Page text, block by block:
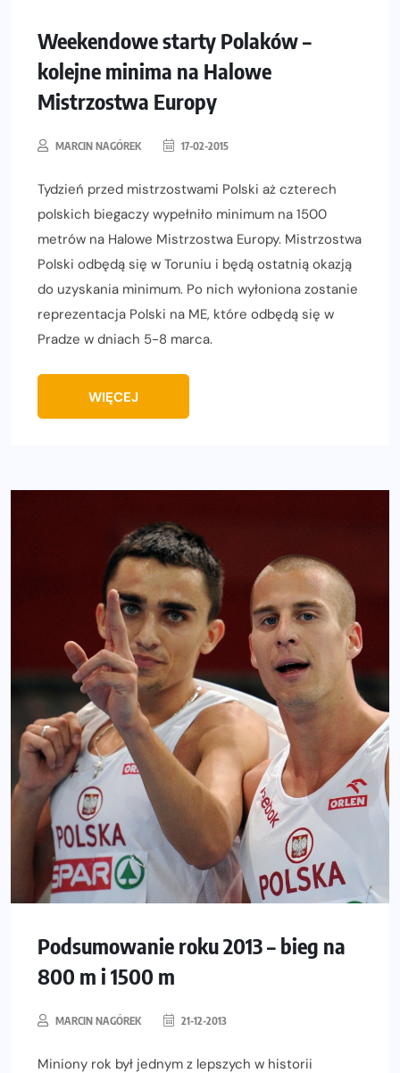
Weekendowe starty Polaków –
kolejne minima na Halowe
Mistrzostwa Europy
MARCIN NAGÓREK 17-02-2015
Tydzień przed mistrzostwami Polski aż czterech
polskich biegaczy wypełniło minimum na 1500
metrów na Halowe Mistrzostwa Europy. Mistrzostwa
Polski odbędą się w Toruniu i będą ostatnią okazją
do uzyskania minimum. Po nich wyłoniona zostanie
reprezentacja Polski na ME, które odbędą się w
Pradze w dniach 5-8 marca.
WIĘCEJ
Podsumowanie roku 2013 – bieg na
800 m i 1500 m
MARCIN NAGÓREK 21-12-2013
Miniony rok był jednym z lepszych w historii